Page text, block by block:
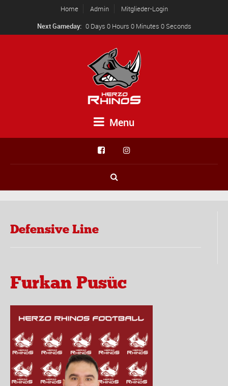
Home Admin
Mitglieder-Login
Next Gameday: 0 Days 0 Hours 0 Minutes 0 Seconds
Menu
Defensive Line
Furkan Pusüc